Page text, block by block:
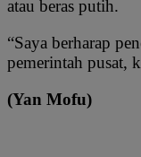
atau beras putih.
“Saya berharap
pemerintah pusat,
(Yan Mofu)